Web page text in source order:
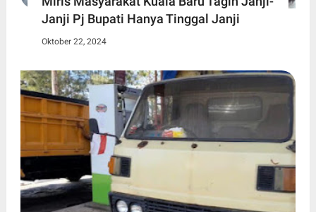
Janji Pj Bupati Hanya Tinggal Janji
Oktober 22, 2024